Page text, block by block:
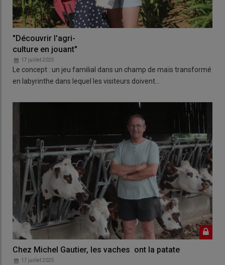
"Découvrir l'agri-
culture en jouant"
17 juillet 2025
Le concept : un jeu familial dans un champ de maïs transformé
en labyrinthe dans lequel les visiteurs doivent…
Chez Michel Gautier, les vaches ont la patate
17 juillet 2025